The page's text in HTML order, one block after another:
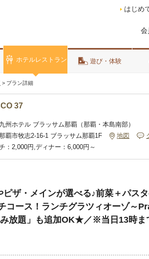
会
はじめ
ホテルレストラン 遊び・体験
> プラン詳細
37
州ホテル ブラッサム那覇（那覇・本島南部）
覇市牧志2-16-1 ブラッサム那覇1F 地図
：2,000円,ディナー：6,000円～
ザ・メインが選べる♪前菜＋パス
コース！ランチグラツィオーゾ～
放題」も追加OK★／※当日13時ま